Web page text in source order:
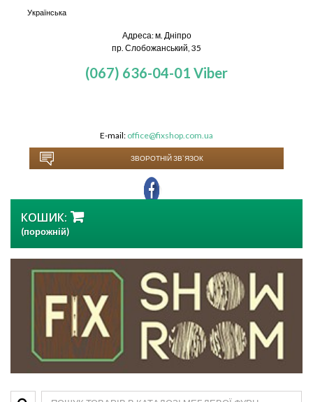
Українська
Адреса: м. Дніпро
пр. Слобожанський, 35
(067) 636-04-01 Viber
E-mail: office@fixshop.com.ua
ЗВОРОТНІЙ ЗВ`ЯЗОК
КОШИК:
(порожній)